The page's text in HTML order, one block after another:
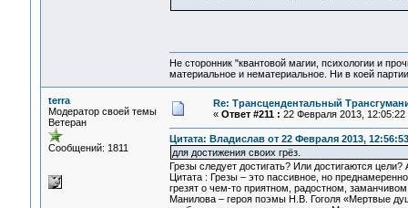
Не сторонник "квантовой магии, психологии и
материальное и нематериальное. Ни в коей
terra
Модератор своей темы
Ветеран
Сообщений: 1811
Re: Трансцендентальный
« Ответ #211 : 22 Февраля 2013, 12:05:22
Цитата: Владислав от 22 Февраля 2013, 12:56:53
для достижения своих грёз.
Грезы следует достигать? Или достигаются цели?
Цитата : Грезы – это пассивное, но
грезят о чем-то приятном, радостном,
Манилова – героя поэмы Н.В. Гоголя «Мертвые